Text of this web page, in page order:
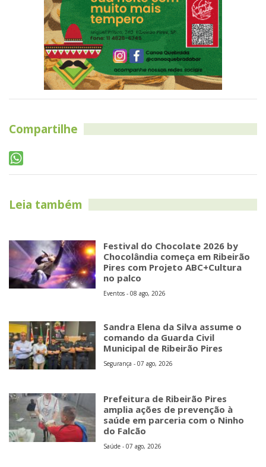
Compartilhe
Leia também
Festival do Chocolate 2026 by
Chocolândia começa em Ribeirão
Pires com Projeto ABC+Cultura
no palco
Eventos - 08 ago, 2026
Sandra Elena da Silva assume o
comando da Guarda Civil
Municipal de Ribeirão Pires
Segurança - 07 ago, 2026
Prefeitura de Ribeirão Pires
amplia ações de prevenção à
saúde em parceria com o Ninho
do Falcão
Saúde - 07 ago, 2026